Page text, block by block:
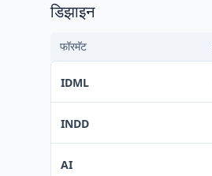
डिझाइन
फॉरमॅट
IDML
INDD
AI